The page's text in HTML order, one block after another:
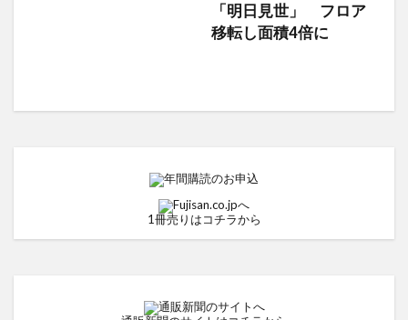
「明日見世」 フロア
移転し面積4倍に
1冊売りはコチラから